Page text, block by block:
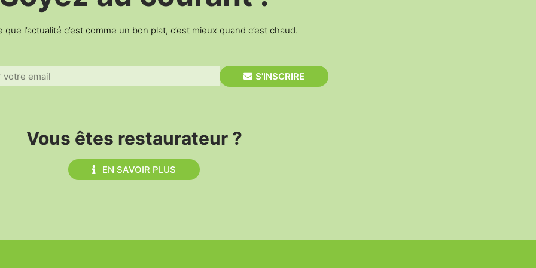
que l’actualité c’est comme un bon plat, c’est mieux quand c’est chaud.
S'INSCRIRE
Vous êtes restaurateur ?
EN SAVOIR PLUS